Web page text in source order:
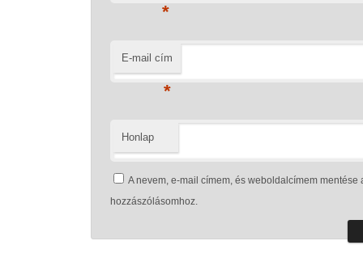
*
E-mail cím
*
Honlap
A nevem, e-mail címem, és weboldalcímem
hozzászólásomhoz.